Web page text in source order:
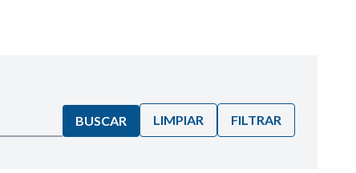
BUSCAR LIMPIAR FILTRAR